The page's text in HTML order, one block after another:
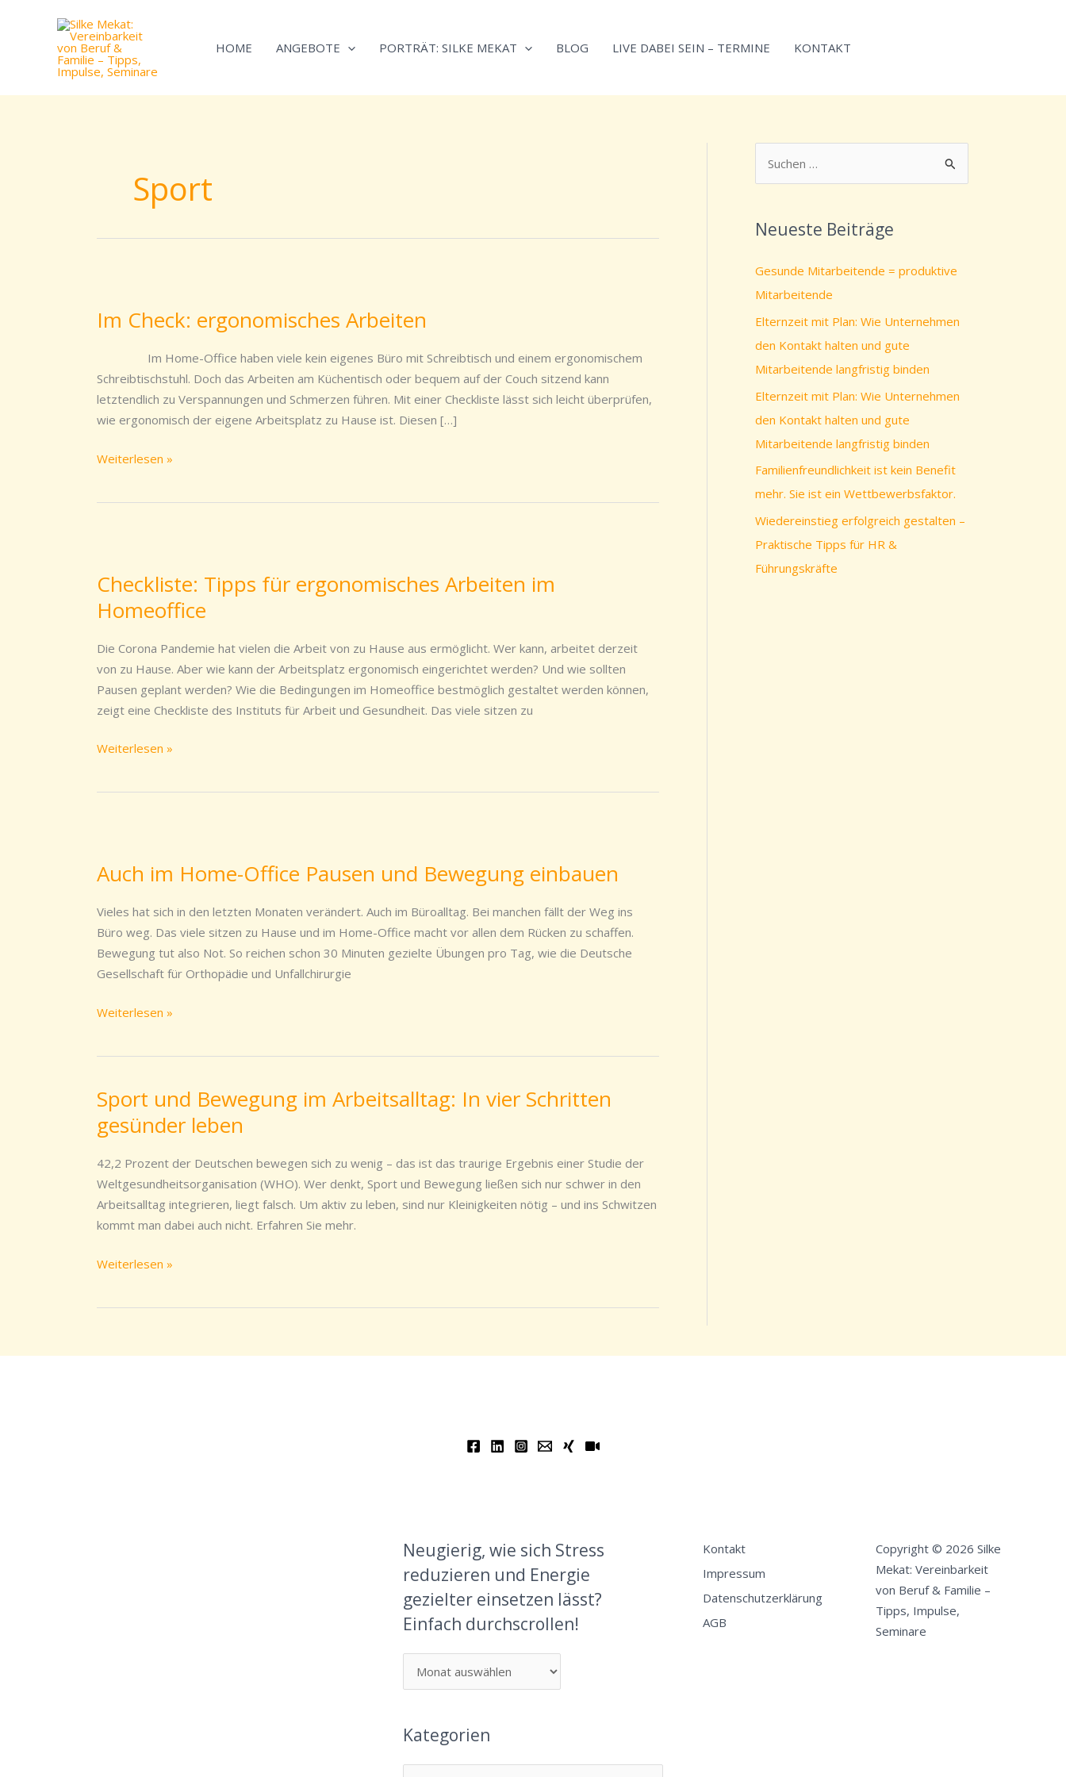
HOME ANGEBOTE PORTRÄT: SILKE MEKAT BLOG LIVE DABEI SEIN – TERMINE KONTAKT
Sport
Im Check: ergonomisches Arbeiten
Im Home-Office haben viele kein eigenes Büro mit Schreibtisch und einem ergonomischem
Schreibtischstuhl. Doch das Arbeiten am Küchentisch oder bequem auf der Couch sitzend kann
letztendlich zu Verspannungen und Schmerzen führen. Mit einer Checkliste lässt sich leicht überprüfen,
wie ergonomisch der eigene Arbeitsplatz zu Hause ist. Diesen […]
ergonomisches
Weiterlesen »
Checkliste: Tipps für ergonomisches Arbeiten im
Homeoffice
Die Corona Pandemie hat vielen die Arbeit von zu Hause aus ermöglicht. Wer kann, arbeitet derzeit
von zu Hause. Aber wie kann der Arbeitsplatz ergonomisch eingerichtet werden? Und wie sollten
Pausen geplant werden? Wie die Bedingungen im Homeoffice bestmöglich gestaltet werden können,
zeigt eine Checkliste des Instituts für Arbeit und Gesundheit. Das viele sitzen zu
für
ergonomisches
im
Homeoffice
Weiterlesen »
Auch im Home-Office Pausen und Bewegung einbauen
Vieles hat sich in den letzten Monaten verändert. Auch im Büroalltag. Bei manchen fällt der Weg ins
Büro weg. Das viele sitzen zu Hause und im Home-Office macht vor allen dem Rücken zu schaffen.
Bewegung tut also Not. So reichen schon 30 Minuten gezielte Übungen pro Tag, wie die Deutsche
Gesellschaft für Orthopädie und Unfallchirurgie
Home-
Pausen
und
Bewegung
einbauen
Weiterlesen »
Sport und Bewegung im Arbeitsalltag: In vier Schritten
gesünder leben
42,2 Prozent der Deutschen bewegen sich zu wenig – das ist das traurige Ergebnis einer Studie der
Weltgesundheitsorganisation (WHO). Wer denkt, Sport und Bewegung ließen sich nur schwer in den
Arbeitsalltag integrieren, liegt falsch. Um aktiv zu leben, sind nur Kleinigkeiten nötig – und ins Schwitzen
kommt man dabei auch nicht. Erfahren Sie mehr.
Sport
und
Bewegung
im
Arbeitsalltag:
In
vier
gesünder
Weiterlesen »
h
:
Neueste Beiträge
Gesunde Mitarbeitende = produktive
Mitarbeitende
Elternzeit mit Plan: Wie Unternehmen
den Kontakt halten und gute
Mitarbeitende langfristig binden
Elternzeit mit Plan: Wie Unternehmen
den Kontakt halten und gute
Mitarbeitende langfristig binden
Familienfreundlichkeit ist kein Benefit
mehr. Sie ist ein Wettbewerbsfaktor.
Wiedereinstieg erfolgreich gestalten –
Praktische Tipps für HR &
Führungskräfte
Neugierig, wie sich Stress
reduzieren und Energie
gezielter einsetzen lässt?
Einfach durchscrollen!
sich
reduzieren
durchscrollen!
Kategorien
Kontakt
Impressum
Datenschutzerklärung
AGB
Copyright © 2026 Silke
Mekat: Vereinbarkeit
von Beruf & Familie –
Tipps, Impulse,
Seminare